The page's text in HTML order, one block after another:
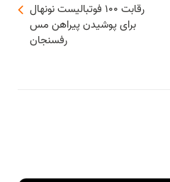
رقابت ۱۰۰ فوتبالیست نونهال
برای پوشیدن پیراهن مس
رفسنجان